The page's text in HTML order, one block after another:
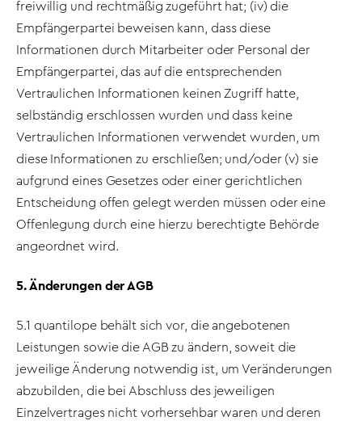
freiwillig und rechtmäßig zugeführt hat; (iv) die
Empfängerpartei beweisen kann, dass diese
Informationen durch Mitarbeiter oder Personal der
Empfängerpartei, das auf die entsprechenden
Vertraulichen Informationen keinen Zugriff hatte,
selbständig erschlossen wurden und dass keine
Vertraulichen Informationen verwendet wurden, um
diese Informationen zu erschließen; und/oder (v) sie
aufgrund eines Gesetzes oder einer gerichtlichen
Entscheidung offen gelegt werden müssen oder eine
Offenlegung durch eine hierzu berechtigte Behörde
angeordnet wird.
5. Änderungen der AGB
5.1 quantilope behält sich vor, die angebotenen
Leistungen sowie die AGB zu ändern, soweit die
jeweilige Änderung notwendig ist, um Veränderungen
abzubilden, die bei Abschluss des jeweiligen
Einzelvertrages nicht vorhersehbar waren und deren